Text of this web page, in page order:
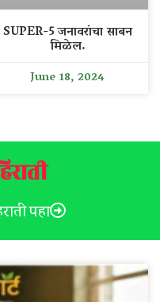
SUPER-5 जनावरांचा साबन
मिळेल.
June 18, 2024
पहा